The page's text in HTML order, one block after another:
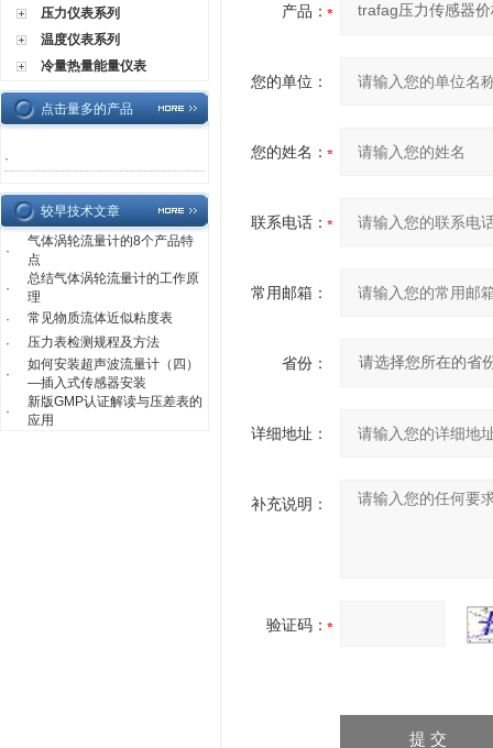
压力仪表系列
温度仪表系列
冷量热量能量仪表
点击量多的产品
·
较早技术文章
·
气体涡轮流量计的8个产品特
点
·
总结气体涡轮流量计的工作原
理
·
常见物质流体近似粘度表
·
压力表检测规程及方法
·
如何安装超声波流量计（四）
—插入式传感器安装
·
新版GMP认证解读与压差表的
应用
产品：
您的单位：
您的姓名：
联系电话：
常用邮箱：
省份：
详细地址：
补充说明：
验证码：